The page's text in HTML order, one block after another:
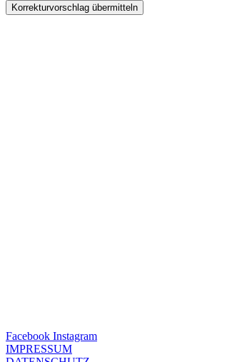
Korrekturvorschlag übermitteln
Facebook Instagram
IMPRESSUM